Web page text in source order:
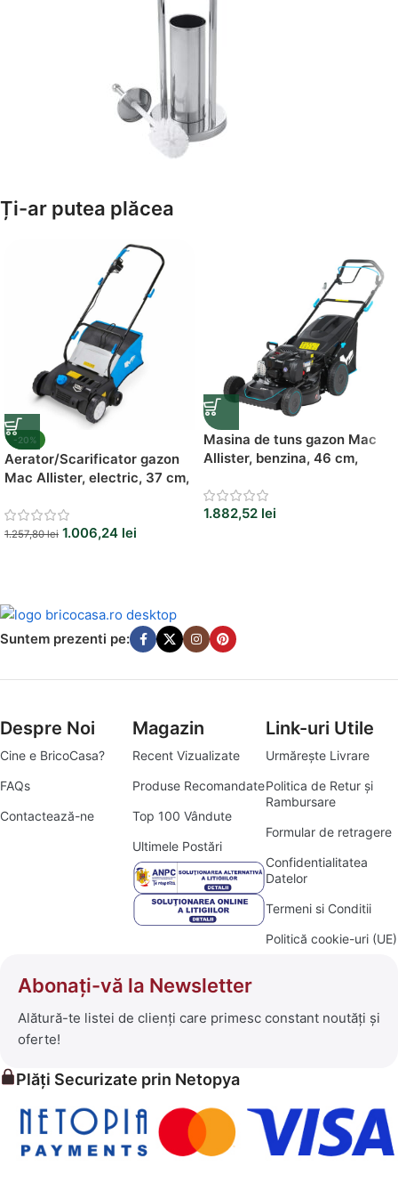
Suporți Hârtie Igenică
Vezi Oferta
Ți-ar putea plăcea
-20%
Aerator/Scarificator gazon
Mac Allister, electric, 37 cm,
1.257,80lei 1.006,24 lei
Masina de tuns gazon Mac
Allister, benzina, 46 cm,
1.882,52 lei
Suntem prezenti pe:
Despre Noi
Cine e BricoCasa?
FAQs
Contactează-ne
Magazin
Recent Vizualizate
Produse Recomandate
Top 100 Vândute
Ultimele Postări
Link-uri Utile
Urmărește Livrare
Politica de Retur și
Rambursare
Formular de retragere
Confidentialitatea
Datelor
Termeni si Conditii
Politică cookie-uri (UE)
Abonați-vă la Newsletter
Alătură-te listei de clienți care primesc constant noutăți și
oferte!
Plăți Securizate prin Netopya